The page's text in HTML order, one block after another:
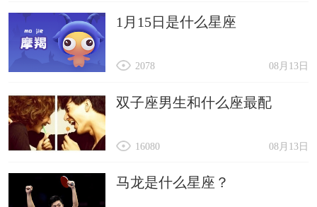
1月15日是什么星座
08月13日
2078
双子座男生和什么座最配
08月13日
16080
马龙是什么星座？